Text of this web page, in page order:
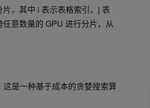
，其中 i 表示表格索引，j 表
意数量的 GPU 进行分片，从
是一种基于成本的贪婪搜索算